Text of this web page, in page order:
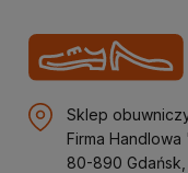
Sklep
Firma
80-890 Gdańsk,